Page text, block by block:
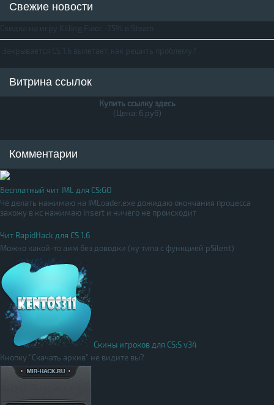
Свежие новости
Витрина ссылок
Купить ссылку здесь
(Цена: 6 руб)
Комментарии
Бесплатный чит IML для CS:GO
Чё делать нажимаю на IMLoader.exe дожидаю окончания процесса
захожу в кс нажимаю Insert и ничего не происходит
Чит RapidHack для CS 1.6
Можно какой-то аим без доводки (ну типа с функцией pSilent)
Скины игроков для CS:S v34
Кнопку "Скачать архив" не видите вы?